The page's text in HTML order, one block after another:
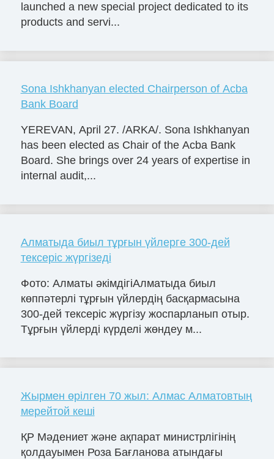
launched a new special project dedicated to its
products and servi...
Sona Ishkhanyan elected Chairperson of Acba
Bank Board
YEREVAN, April 27. /ARKA/. Sona Ishkhanyan
has been elected as Chair of the Acba Bank
Board. She brings over 24 years of expertise in
internal audit,...
Алматыда биыл тұрғын үйлерге 300-дей
тексеріс жүргізеді
Фото: Алматы әкімдігіАлматыда биыл
көппәтерлі тұрғын үйлердің басқармасына
300-дей тексеріс жүргізу жоспарланып отыр.
Тұрғын үйлерді күрделі жөндеу м...
Жырмен өрілген 70 жыл: Алмас Алматовтың
мерейтой кеші
ҚР Мәдениет және ақпарат министрлігінің
қолдауымен Роза Бағланова атындағы